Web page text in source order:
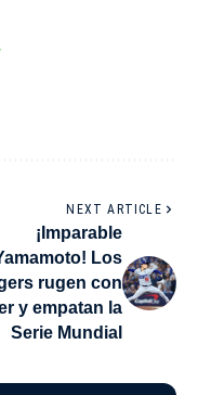
NEXT ARTICLE
¡Imparable
Los
rugen con
y empatan la
Serie Mundial